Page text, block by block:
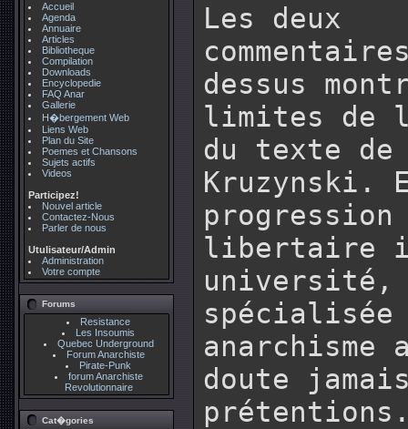
Accueil
Agenda
Annuaire
Articles
Bibliotheque
Compilation
Downloads
Encyclopedie
FAQ Anar
Gallerie
H�bergement Web
Liens Web
Plan du Site
Poemes et Chansons
Sujets actifs
Videos
Participez!
Nouvel article
Contactez-Nous
Parler de nous
Utulisateur/Admin
Administration
Votre compte
Forums
Resistance
Les Insoumis
Quebec Underground
Forum Anarchiste
Pirate-Punk
forum Anarchiste
Revolutionnaire
Cat�gories
Les deux
dessus
limites de
du texte
Kruzynski.
progression
libertaire
université,
spécialisée
anarchisme
doute